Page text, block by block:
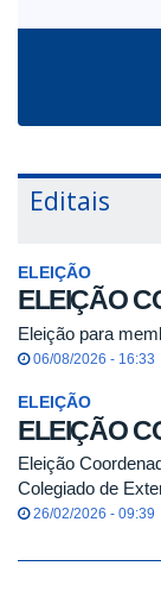
Editais
ELEIÇÃO
ELEIÇÃO
Eleição para
06/08/2026 - 16:33
ELEIÇÃO
ELEIÇÃO
Eleição
Colegiado de
26/02/2026 - 09:39